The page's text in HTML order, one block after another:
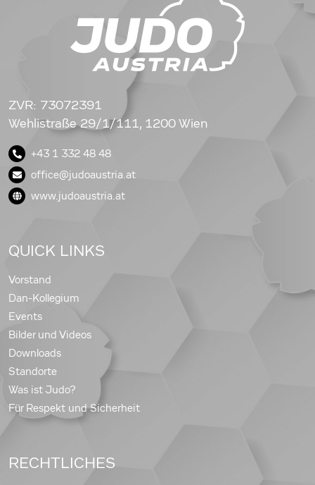
ZVR: 73072391
Wehlistraße 29/1/111, 1200 Wien
+43 1 332 48 48
office@judoaustria.at
www.judoaustria.at
QUICK LINKS
Vorstand
Dan-Kollegium
Events
Bilder und Videos
Downloads
Standorte
Was ist Judo?
Für Respekt und Sicherheit
RECHTLICHES